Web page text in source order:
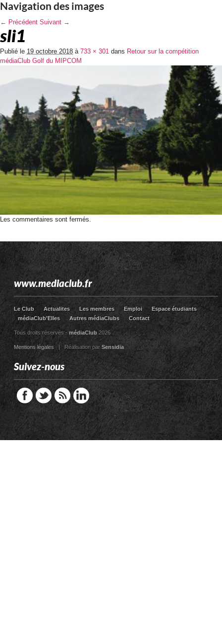
Navigation des images
← Précédent Suivant →
sli1
Publié le 19 octobre 2018 à 733 × 301 dans Retour sur la compétition
médiaClub Golf du MIPCOM
Les commentaires sont fermés.
www.mediaclub.fr
Le Club Actualites Les membres Emploi
Espace étudiants
médiaClub’Elles
Autres médiaClubs Contact
Tous droits réservés - médiaClub2026
Mentions légales| Réalisation par Sensidia
Suivez-nous